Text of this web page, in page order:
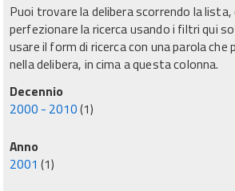
Puoi trovare la delibera scorrendo la
perfezionare la ricerca usando i filtri qui
usare il form di ricerca con una parola
nella delibera, in cima a questa colonna.
Decennio
2000 - 2010(1)
Anno
2001 (1)